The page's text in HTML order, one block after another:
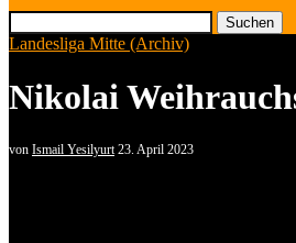
Suchen
Landesliga Mitte (Archiv)
Nikolai
von Ismail Yesilyurt 23. April 2023